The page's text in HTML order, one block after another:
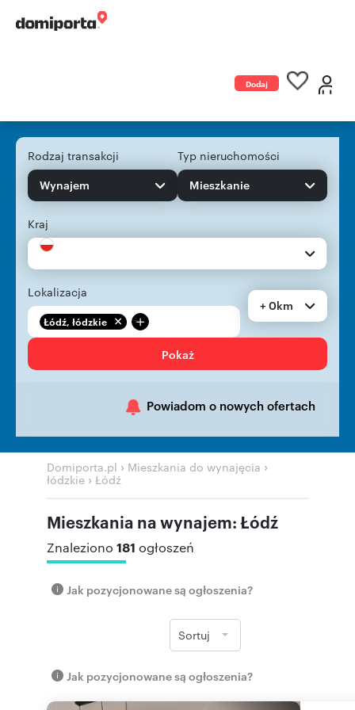
Dodaj
Rodzaj transakcji
Wynajem
Typ nieruchomości
Mieszkanie
Kraj
Lokalizacja
Łódź, łódzkie +
+ 0km
Pokaż
Powiadom o nowych ofertach
Domiporta.pl › Mieszkania do wynajęcia ›
łódzkie › Łódź
Mieszkania na wynajem: Łódź
Znaleziono 181 ogłoszeń
Jak pozycjonowane są ogłoszenia?
Sortuj
Jak pozycjonowane są ogłoszenia?